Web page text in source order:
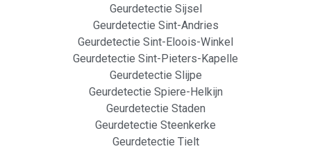
Geurdetectie Sijsel
Geurdetectie Sint-Andries
Geurdetectie Sint-Eloois-Winkel
Geurdetectie Sint-Pieters-Kapelle
Geurdetectie Slijpe
Geurdetectie Spiere-Helkijn
Geurdetectie Staden
Geurdetectie Steenkerke
Geurdetectie Tielt